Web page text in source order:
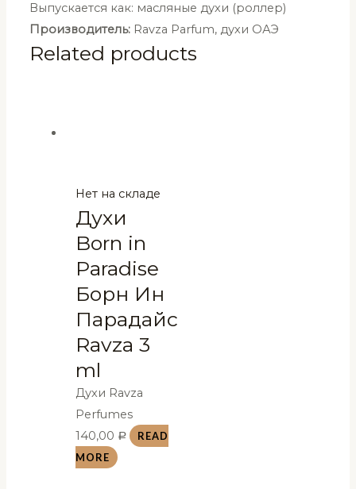
Выпускается как: масляные духи (роллер)
Производитель: Ravza Parfum, духи ОАЭ
Related products
Нет на складе
Духи
Born in
Paradise
Борн Ин
Парадайс
Ravza 3
ml
Духи Ravza
Perfumes
140,00 Р
READ
MORE